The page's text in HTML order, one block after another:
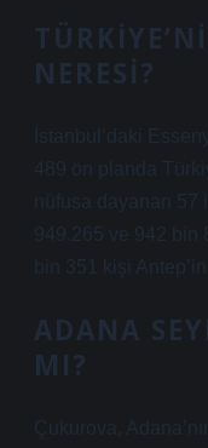
NERESI?
İstanbul’daki
489 ön planda
nüfusa dayanan 57
949.265 ve 942 bin
bin 351 kişi
ADANA
MI?
Çukurova,